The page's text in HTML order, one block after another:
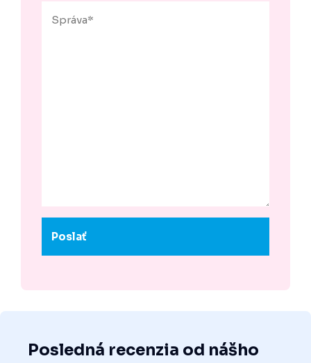
Posledná recenzia od nášho